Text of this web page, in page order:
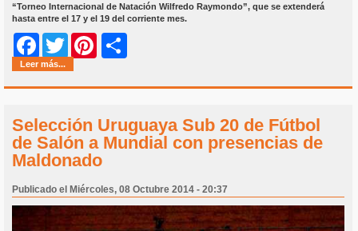
“Torneo Internacional de Natación Wilfredo Raymondo”, que se extenderá
hasta entre el 17 y el 19 del corriente mes.
Facebook
Twitter Pinterest
Leer más...
Selección Uruguaya Sub 20 de Fútbol
de Salón a Mundial con presencias de
Maldonado
Publicado el Miércoles, 08 Octubre 2014 - 20:37